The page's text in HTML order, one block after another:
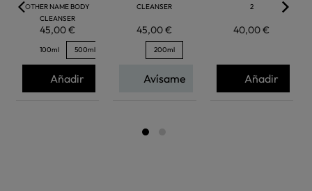
OTHER NAME BODY
CLEANSER
45,00 €
100ml 500ml
Añadir
CLEANSER
45,00 €
200ml
Avísame
2
40,00 €
Añadir